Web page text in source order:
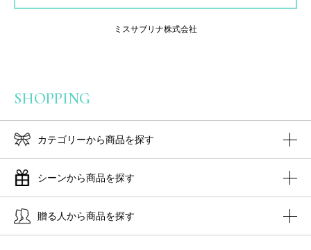
ミスサブリナ株式会社
SHOPPING
カテゴリーから商品を探す
シーンから商品を探す
贈る人から商品を探す